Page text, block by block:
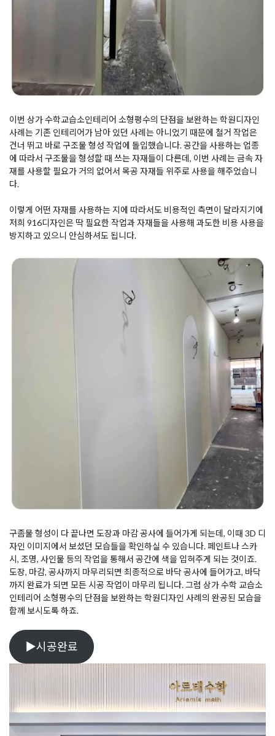
이번 상가 수학교습소인테리어 소형평수의 단점을 보완하는 학원디자인
사례는 기존 인테리어가 남아 있던 사례는 아니었기 때문에 철거 작업은
건너 뛰고 바로 구조물 형성 작업에 돌입했습니다. 공간을 사용하는 업종
에 따라서 구조물을 형성할 때 쓰는 자재들이 다른데, 이번 사례는 금속 자
재를 사용할 필요가 거의 없어서 목공 자재들 위주로 사용을 해주었습니
다.
이렇게 어떤 자재를 사용하는 지에 따라서도 비용적인 측면이 달라지기에
저희 916디자인은 딱 필요한 작업과 자재들을 사용해 과도한 비용 사용을
방지하고 있으니 안심하셔도 됩니다.
구좀물 형성이 다 끝나면 도장과 마감 공사에 들어가게 되는데, 이때 3D 디
자인 이미지에서 보셨던 모습들을 확인하실 수 있습니다. 페인트나 스카
시, 조명, 사인물 등의 작업을 통해서 공간에 색을 입혀주게 되는 것이죠.
도장, 마감, 공사까지 마무리되면 최종적으로 바닥 공사에 들어가고, 바닥
까지 완료가 되면 모든 시공 작업이 마무리 됩니다. 그럼 상가 수학 교습소
인테리어 소형평수의 단점을 보완하는 학원디자인 사례의 완공된 모습을
함께 보시도록 하죠.
▶시공완료